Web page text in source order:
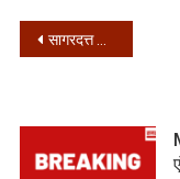
Post
सागरदत्त अस्पताल के अध्यक्ष की कोलकाता मेडिकल कॉलेज में मौत